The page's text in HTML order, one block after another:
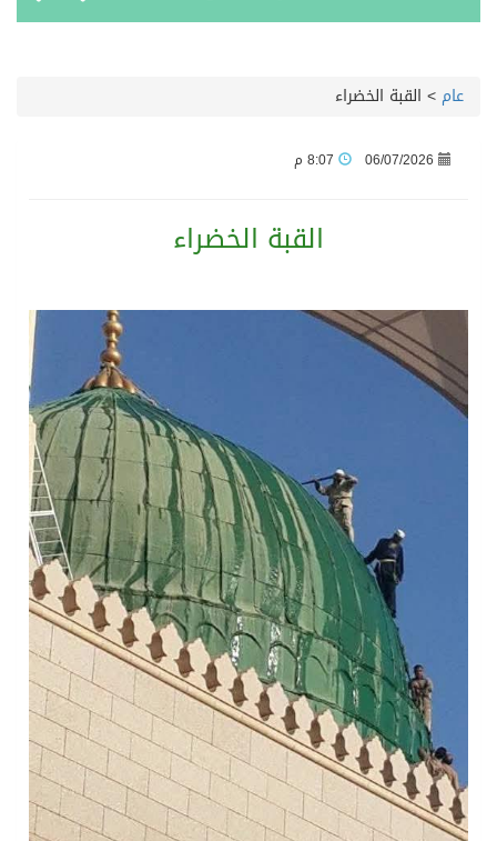
الاحتفال بافتتاح “جناح سمو الشيخة فاطمة بنت مبارك لأمراض النساء والتوليد” في مستشفى المقاصد
المدرب الكويتي – ماهر يدرب نادي جدة
سمو امير الكويت يتسلم رسالة خطية من سمو الامير محمد بن سلمان
ترامب: مضيق هرمز سيُفتح “قريباً جداً”.. وإلا ستتعرض إيران لـ”ضربة قوية للغاية”
مفتى جمهورية مصر العربية الوعي الديني الصحيح يصوغ شخصيةً قياديةً متوازنةً تجمع بين العلم والأخلاق والعمل
عام > القبة الخضراء
06/07/2026
القبة الخضراء